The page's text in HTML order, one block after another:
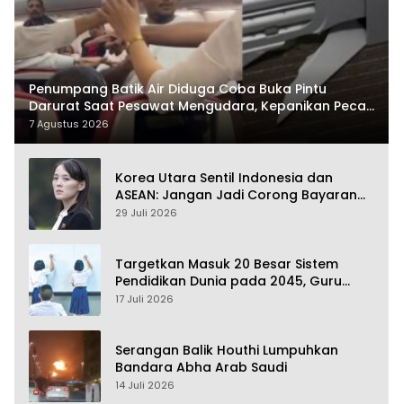
Penumpang Batik Air Diduga Coba Buka Pintu
Darurat Saat Pesawat Mengudara, Kepanikan Pecah
di Dalam Kabin
7 Agustus 2026
Korea Utara Sentil Indonesia dan
ASEAN: Jangan Jadi Corong Bayaran
Amerika Serikat
29 Juli 2026
Targetkan Masuk 20 Besar Sistem
Pendidikan Dunia pada 2045, Guru
Dapat Tunjangan hingga 100 Persen
17 Juli 2026
Serangan Balik Houthi Lumpuhkan
Bandara Abha Arab Saudi
14 Juli 2026